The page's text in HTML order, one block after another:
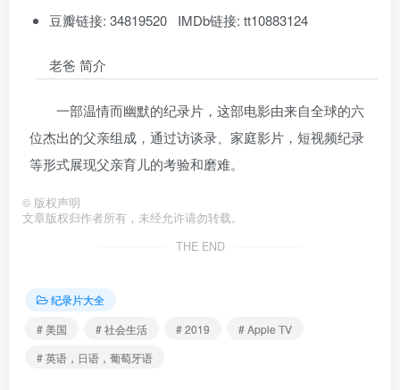
豆瓣链接: 34819520 IMDb链接: tt10883124
老爸 简介
一部温情而幽默的纪录片，这部电影由来自全球的六
位杰出的父亲组成，通过访谈录、家庭影片，短视频纪录
等形式展现父亲育儿的考验和磨难。
© 版权声明
文章版权归作者所有，未经允许请勿转载。
THE END
纪录片大全
# 美国
# 社会生活 # 2019
# Apple TV
# 英语，日语，葡萄牙语